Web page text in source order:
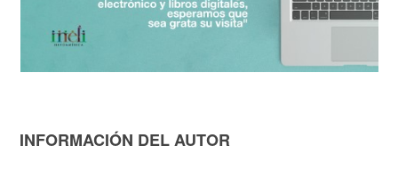
INFORMACIÓN DEL AUTOR